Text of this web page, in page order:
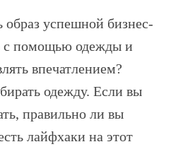
образ успешной бизнес-
помощью одежды и
впечатлением?
одежду. Если вы
правильно ли вы
лайфхаки на этот